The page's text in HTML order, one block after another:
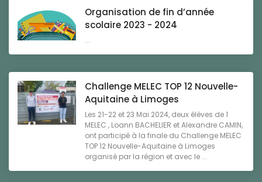
Organisation de fin d’année
scolaire 2023 - 2024
...
Challenge MELEC TOP 12 Nouvelle-
Aquitaine à Limoges
Les 21-22 et 23 Mai 2024, deux élèves de 1
MELEC , Loann BACHELIER et Alexandre CAMIN,
ont participé à la finale du Challenge MELEC
TOP 12 Nouvelle-Aquitaine à Limoges
organisé par la région et avec le ...